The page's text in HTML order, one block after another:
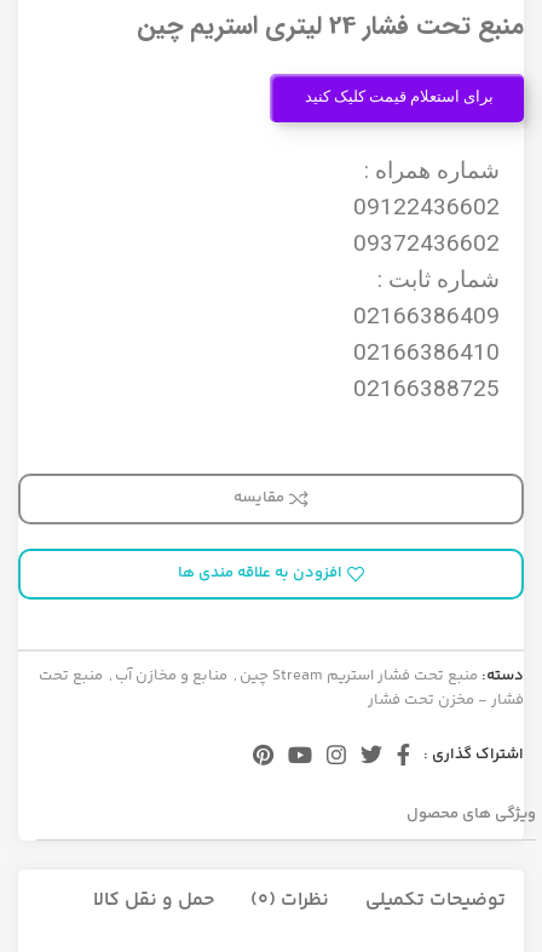
منبع تحت فشار 24 لیتری استریم چین
برای استعلام قیمت کلیک کنید
شماره همراه :
09122436602
09372436602
شماره ثابت :
02166386409
02166386410
02166388725
مقایسه
افزودن به علاقه مندی ها
دسته: منبع تحت فشار استریم Stream چین , منابع و مخازن آب , منبع تحت
فشار - مخزن تحت فشار
اشتراک گذاری :
ویژگی های محصول
توضیحات تکمیلی نظرات (0) حمل و نقل کالا